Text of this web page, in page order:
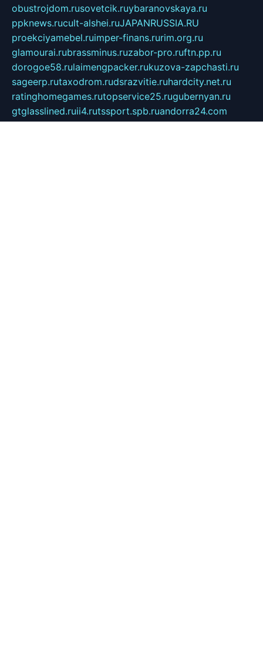
obustrojdom.rusovetcik.ruybaranovskaya.ru
ppknews.rucult-alshei.ruJAPANRUSSIA.RU
proekciyamebel.ruimper-finans.rurim.org.ru
glamourai.rubrassminus.ruzabor-pro.ruftn.pp.ru
dorogoe58.rulaimengpacker.rukuzova-zapchasti.ru
sageerp.rutaxodrom.rudsrazvitie.ruhardcity.net.ru
ratinghomegames.rutopservice25.rugubernyan.ru
gtglasslined.ruii4.rutssport.spb.ruandorra24.com
blackwallstreet.ruoboimos.ruoptim-doors.com.ru